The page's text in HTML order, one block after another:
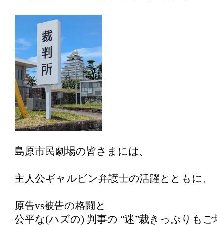
島原市民劇場の皆さまには、
主人公ギャルビン弁護士の活躍とともに、
原告vs被告の格闘と
公平な(ハズの) 判事の “迷”裁きっぷりも